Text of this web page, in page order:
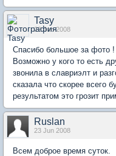
Tasy
22 Jun 2008
Спасибо большое за фото !
Возможно у кого то есть
звонила в славриэлт и
сказала что скорее всего
результатом это грозит
Ruslan
23 Jun 2008
Всем доброе время суток.